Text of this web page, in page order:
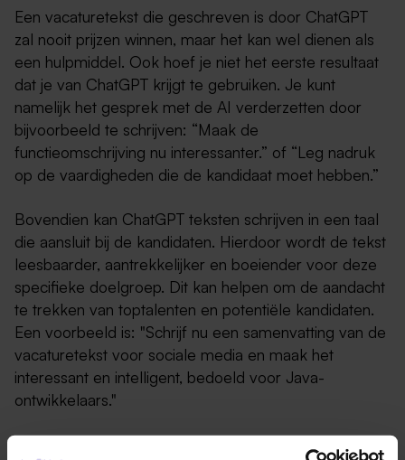
Een vacaturetekst die geschreven is door ChatGPT
zal nooit prijzen winnen, maar het kan wel dienen als
een hulpmiddel. Ook hoef je niet het eerste resultaat
dat je van ChatGPT krijgt te gebruiken. Je kunt
namelijk het gesprek met de AI verderzetten door
bijvoorbeeld te schrijven: “Maak de
functieomschrijving nu interessanter.” of “Leg nadruk
op de vaardigheden die de kandidaat moet hebben.”
Bovendien kan ChatGPT teksten schrijven in een taal
die aansluit bij de kandidaten. Hierdoor wordt de tekst
leesbaarder, aantrekkelijker en boeiender voor deze
specifieke doelgroep. Dit kan helpen om de aandacht
te trekken van toptalenten en potentiële kandidaten.
Een voorbeeld is: "Schrijf nu een samenvatting van de
vacaturetekst voor sociale media en maak het
interessant en intelligent, bedoeld voor Java-
ontwikkelaars."